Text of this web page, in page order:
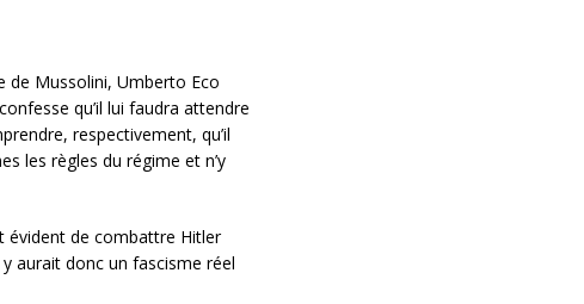
de Mussolini, Umberto Eco
qu’il lui faudra attendre
respectivement, qu’il
les règles du régime et n’y
évident de combattre Hitler
aurait donc un fascisme réel